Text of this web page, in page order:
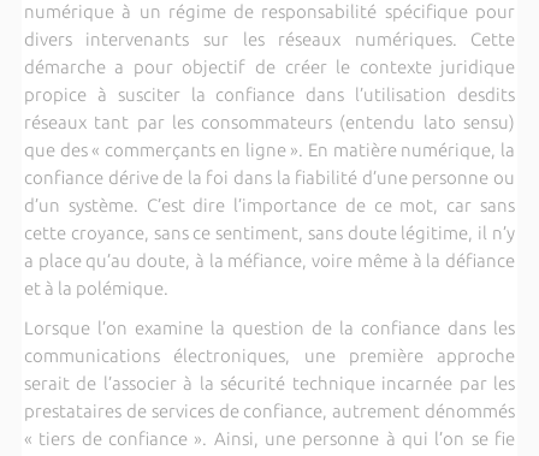
numérique à un régime de responsabilité spécifique pour
divers intervenants sur les réseaux numériques. Cette
démarche a pour objectif de créer le contexte juridique
propice à susciter la confiance dans l’utilisation desdits
réseaux tant par les consommateurs (entendu lato sensu)
que des « commerçants en ligne ». En matière numérique, la
confiance dérive de la foi dans la fiabilité d’une personne ou
d’un système. C’est dire l’importance de ce mot, car sans
cette croyance, sans ce sentiment, sans doute légitime, il n’y
a place qu’au doute, à la méfiance, voire même à la défiance
et à la polémique.
Lorsque l’on examine la question de la confiance dans les
communications électroniques, une première approche
serait de l’associer à la sécurité technique incarnée par les
prestataires de services de confiance, autrement dénommés
« tiers de confiance ». Ainsi, une personne à qui l’on se fie